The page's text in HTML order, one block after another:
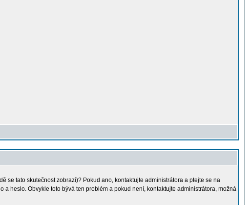
se tato skutečnost zobrazí)? Pokud ano, kontaktujte administrátora a ptejte se na
heslo. Obvykle toto bývá ten problém a pokud není, kontaktujte administrátora, možná